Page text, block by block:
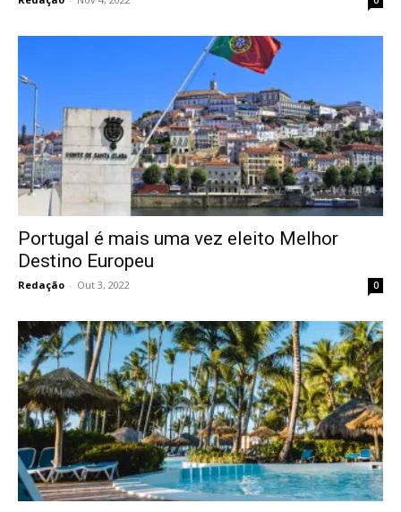
Portugal é mais uma vez eleito Melhor
Destino Europeu
Redação - Out 3, 2022 0